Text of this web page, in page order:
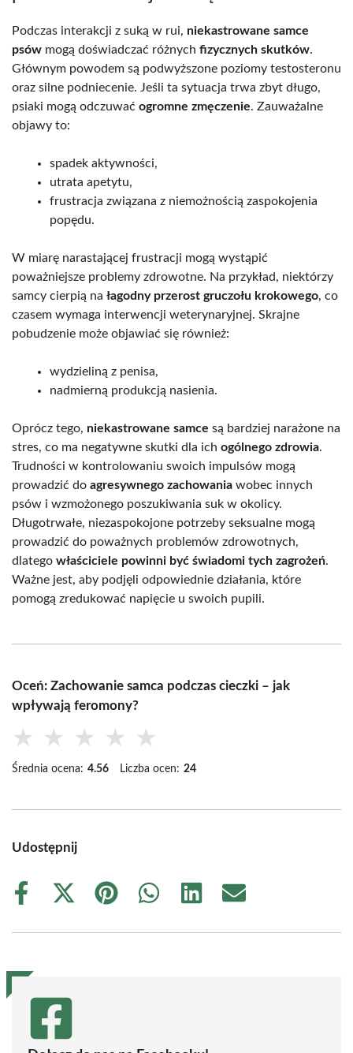
Podczas interakcji z suką w rui, niekastrowane samce
psów mogą doświadczać różnych fizycznych skutków.
Głównym powodem są podwyższone poziomy testosteronu
oraz silne podniecenie. Jeśli ta sytuacja trwa zbyt długo,
psiaki mogą odczuwać ogromne zmęczenie. Zauważalne
objawy to:
spadek aktywności,
utrata apetytu,
frustracja związana z niemożnością zaspokojenia
popędu.
W miarę narastającej frustracji mogą wystąpić
poważniejsze problemy zdrowotne. Na przykład, niektórzy
samcy cierpią na łagodny przerost gruczołu krokowego, co
czasem wymaga interwencji weterynaryjnej. Skrajne
pobudzenie może objawiać się również:
wydzieliną z penisa,
nadmierną produkcją nasienia.
Oprócz tego, niekastrowane samce są bardziej narażone na
stres, co ma negatywne skutki dla ich ogólnego zdrowia.
Trudności w kontrolowaniu swoich impulsów mogą
prowadzić do agresywnego zachowania wobec innych
psów i wzmożonego poszukiwania suk w okolicy.
Długotrwałe, niezaspokojone potrzeby seksualne mogą
prowadzić do poważnych problemów zdrowotnych,
dlatego właściciele powinni być świadomi tych zagrożeń.
Ważne jest, aby podjęli odpowiednie działania, które
pomogą zredukować napięcie u swoich pupili.
Oceń: Zachowanie samca podczas cieczki – jak
wpływają feromony?
★ ★ ★ ★ ★
Średnia ocena: 4.56 Liczba ocen: 24
Udostępnij
Share
Share
(Twitter)
Share
Share
Share
Share